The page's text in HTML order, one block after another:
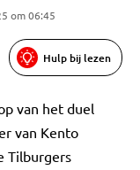
om 06:45
Hulp bij lezen
van het duel
van Kento
Tilburgers